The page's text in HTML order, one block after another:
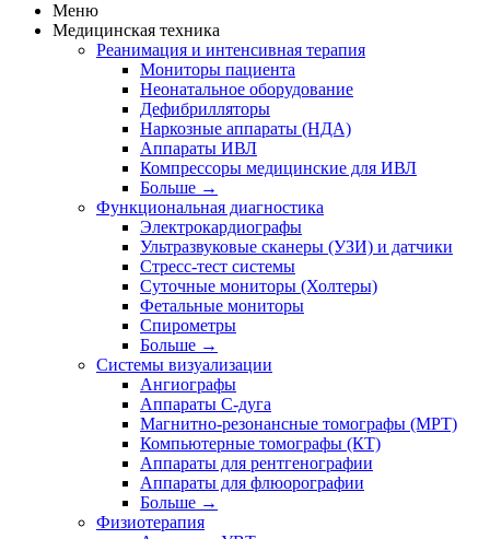
Меню
Медицинская техника
Реанимация и интенсивная терапия
Мониторы пациента
Неонатальное оборудование
Дефибрилляторы
Наркозные аппараты (НДА)
Аппараты ИВЛ
Компрессоры медицинские для ИВЛ
Больше →
Функциональная диагностика
Электрокардиографы
Ультразвуковые сканеры (УЗИ) и датчики
Стресс-тест системы
Суточные мониторы (Холтеры)
Фетальные мониторы
Спирометры
Больше →
Системы визуализации
Ангиографы
Аппараты C-дуга
Магнитно-резонансные томографы (МРТ)
Компьютерные томографы (КТ)
Аппараты для рентгенографии
Аппараты для флюорографии
Больше →
Физиотерапия